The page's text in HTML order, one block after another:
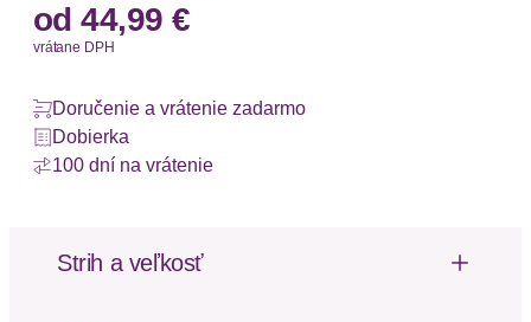
od 44,99 €
vrátane DPH
Doručenie a vrátenie zadarmo
Dobierka
100 dní na vrátenie
Strih a veľkosť